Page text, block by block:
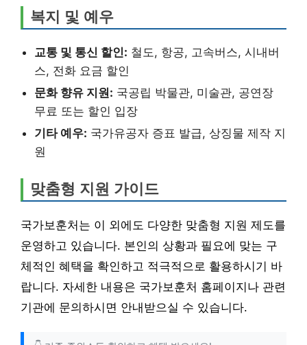
복지 및 예우
교통 및 통신 할인: 철도, 항공, 고속버스, 시내버
스, 전화 요금 할인
문화 향유 지원: 국공립 박물관, 미술관, 공연장
무료 또는 할인 입장
기타 예우: 국가유공자 증표 발급, 상징물 제작 지
원
맞춤형 지원 가이드
국가보훈처는 이 외에도 다양한 맞춤형 지원 제도를
운영하고 있습니다. 본인의 상황과 필요에 맞는 구
체적인 혜택을 확인하고 적극적으로 활용하시기 바
랍니다. 자세한 내용은 국가보훈처 홈페이지나 관련
기관에 문의하시면 안내받으실 수 있습니다.